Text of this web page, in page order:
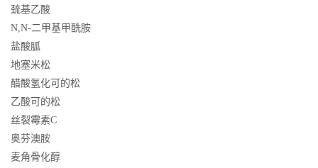
巯基乙酸
N,N-二甲基甲酰胺
盐酸胍
地塞米松
醋酸氢化可的松
乙酸可的松
丝裂霉素C
奥芬澳胺
麦角骨化醇